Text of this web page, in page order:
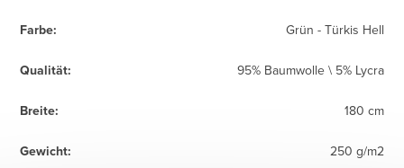
Farbe: Grün - Türkis Hell
Qualität: 95% Baumwolle \ 5% Lycra
Breite: 180 cm
Gewicht: 250 g/m2